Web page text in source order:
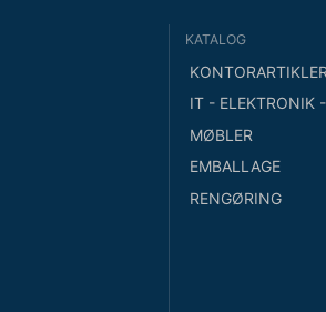
KATALOG
KONTORARTIKLER
IT - ELEKTRONIK
MØBLER
EMBALLAGE
RENGØRING